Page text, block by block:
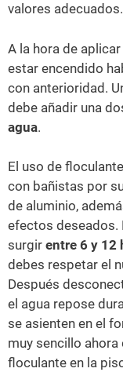
valores adecuados.
A la hora de
estar encendido
con anterioridad.
debe añadir una
agua.
El uso de
con bañistas por
de aluminio,
efectos deseados.
surgir entre 6 y 12
debes respetar el
Después
el agua repose
se asienten en el
muy sencillo ahora
floculante en la